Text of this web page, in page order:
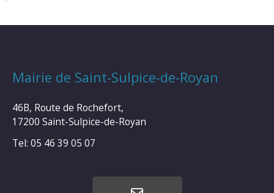
Mairie de Saint-Sulpice-de-Royan
46B, Route de Rochefort,
17200 Saint-Sulpice-de-Royan
Tel: 05 46 39 05 07